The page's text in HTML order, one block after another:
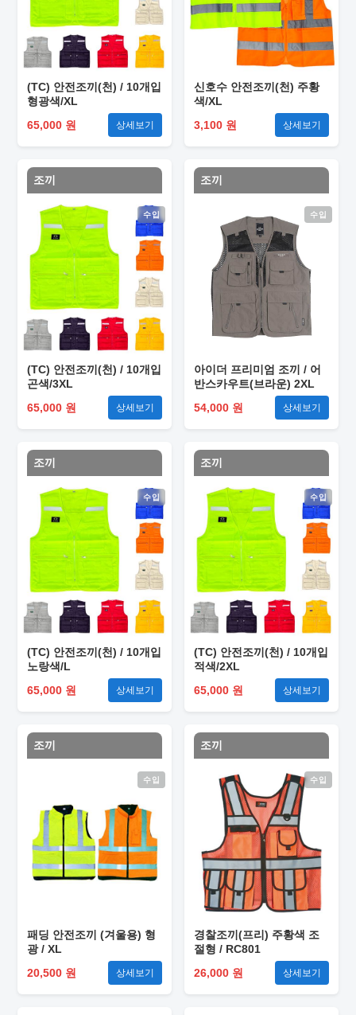
(TC) 안전조끼(천) / 10개입
형광색/XL
65,000 원
상세보기
신호수 안전조끼(천) 주황
색/XL
3,100 원
상세보기
조끼
수입
(TC) 안전조끼(천) / 10개입
곤색/3XL
65,000 원
상세보기
조끼
수입
아이더 프리미엄 조끼 / 어
반스카우트(브라운) 2XL
54,000 원
상세보기
조끼
수입
(TC) 안전조끼(천) / 10개입
노랑색/L
65,000 원
상세보기
조끼
수입
(TC) 안전조끼(천) / 10개입
적색/2XL
65,000 원
상세보기
조끼
수입
패딩 안전조끼 (겨울용) 형
광 / XL
20,500 원
상세보기
조끼
수입
경찰조끼(프리) 주황색 조
절형 / RC801
26,000 원
상세보기